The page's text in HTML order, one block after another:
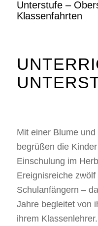
Unterstufe –
Klassenfahrten
Mit einer Blume
begrüßen die
Einschulung im
Ereignisreiche
Schulanfängern –
Jahre begleitet von
ihrem